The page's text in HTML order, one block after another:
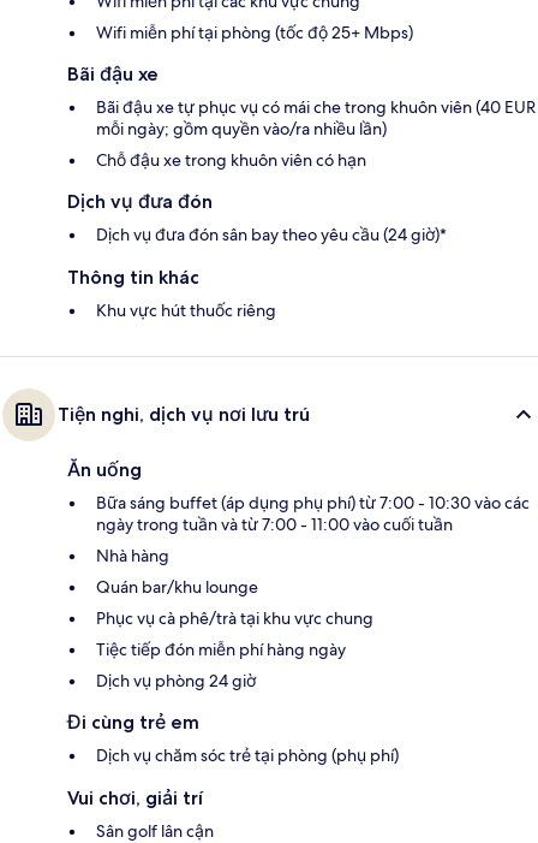
Wifi miễn phí tại phòng (tốc độ 25+ Mbps)
Bãi đậu xe
Bãi đậu xe tự phục vụ có mái che trong khuôn viên (40 EUR
mỗi ngày; gồm quyền vào/ra nhiều lần)
Chỗ đậu xe trong khuôn viên có hạn
Dịch vụ đưa đón
Dịch vụ đưa đón sân bay theo yêu cầu (24 giờ)*
Thông tin khác
Khu vực hút thuốc riêng
Tiện nghi, dịch vụ nơi lưu trú
Ăn uống
Bữa sáng buffet (áp dụng phụ phí) từ 7:00 - 10:30 vào các
ngày trong tuần và từ 7:00 - 11:00 vào cuối tuần
Nhà hàng
Quán bar/khu lounge
Phục vụ cà phê/trà tại khu vực chung
Tiệc tiếp đón miễn phí hàng ngày
Dịch vụ phòng 24 giờ
Đi cùng trẻ em
Dịch vụ chăm sóc trẻ tại phòng (phụ phí)
Vui chơi, giải trí
Sân golf lân cận